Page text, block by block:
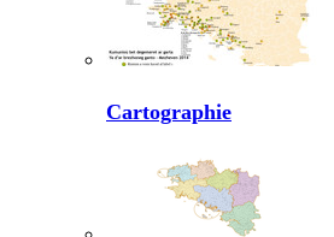
Cartographie